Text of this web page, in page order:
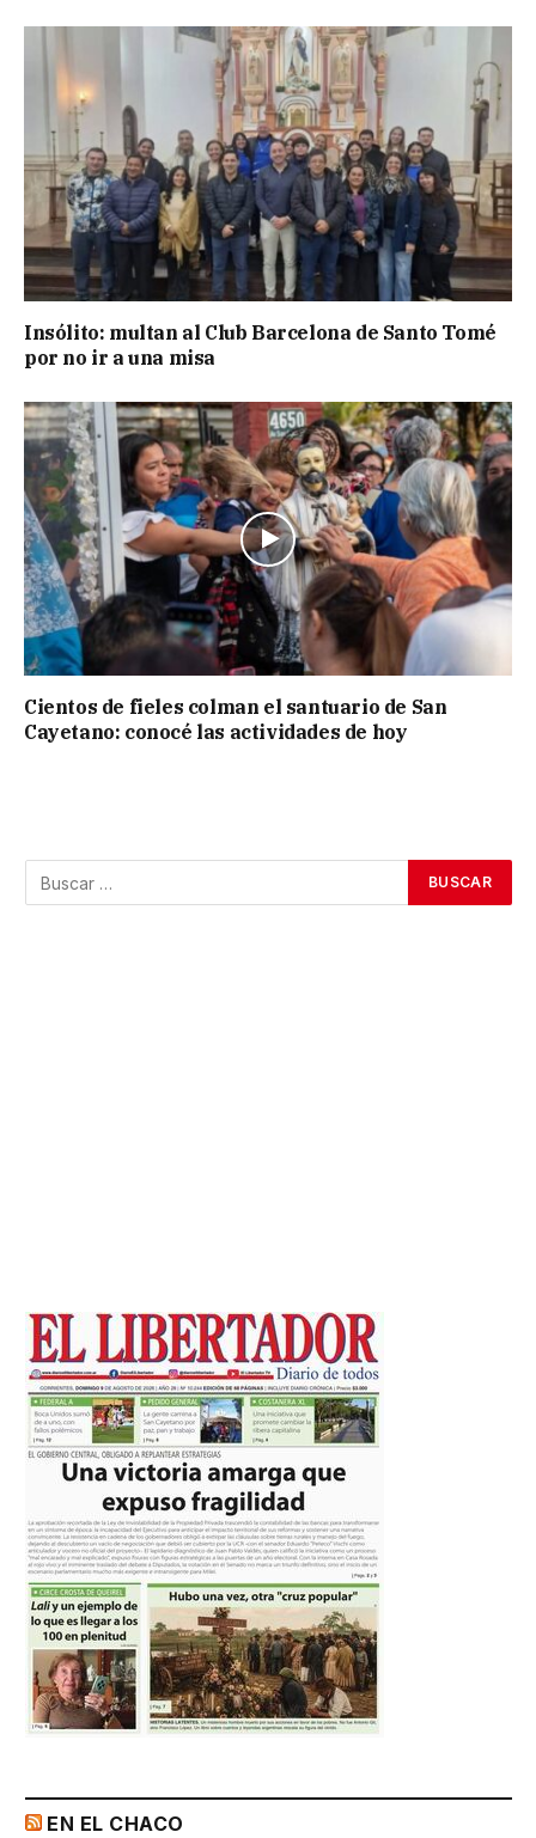
Insólito: multan al Club Barcelona de Santo Tomé
por no ir a una misa
Cientos de fieles colman el santuario de San
Cayetano: conocé las actividades de hoy
EN EL CHACO